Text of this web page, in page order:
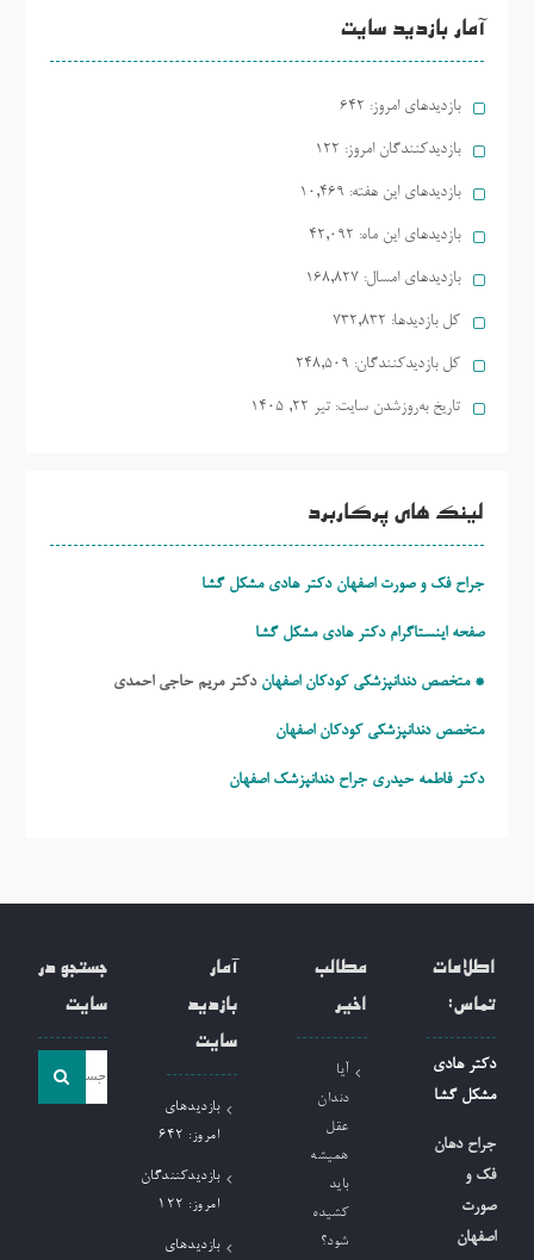
آمار بازدید سایت
بازدیدهای امروز: 642
بازدیدکنندگان امروز: 122
بازدیدهای این هفته: 10,469
بازدیدهای این ماه: 42,092
بازدیدهای امسال: 168,827
کل بازدیدها: 732,832
کل بازدیدکنند‌گان: 248,509
تاریخ به‌روزشدن سایت: تیر ۲۲, ۱۴۰۵
لینک های پرکاربرد
جراح فک و صورت اصفهان دکتر هادی مشکل گشا
صفحه اینستاگرام دکتر هادی مشکل گشا
* متخصص دندانپزشکی کودکان اصفهان دکتر مریم حاجی احمدی
متخصص دندانپزشکی کودکان اصفهان
دکتر فاطمه حیدری جراح دندانپزشک اصفهان
اطلاعات
تماس:
دکتر هادی
مشکل گشا
جراح دهان
فک و
صورت
اصفهان
مطالب
اخیر
آیا
دندان
عقل
همیشه
باید
کشیده
شود؟
آمار
بازدید
سایت
بازدیدهای
امروز: 642
بازدیدکنندگان
امروز: 122
بازدیدهای
جستجو در
سایت